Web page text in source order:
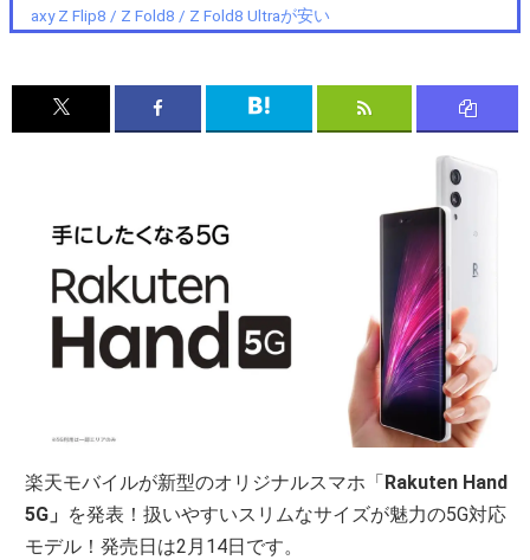
axy Z Flip8 / Z Fold8 / Z Fold8 Ultraが安い
楽天モバイルが新型のオリジナルスマホ「 Rakuten Hand
5G」 を発表！扱いやすいスリムなサイズが魅力の5G対応
モデル！発売日は2月14日です。